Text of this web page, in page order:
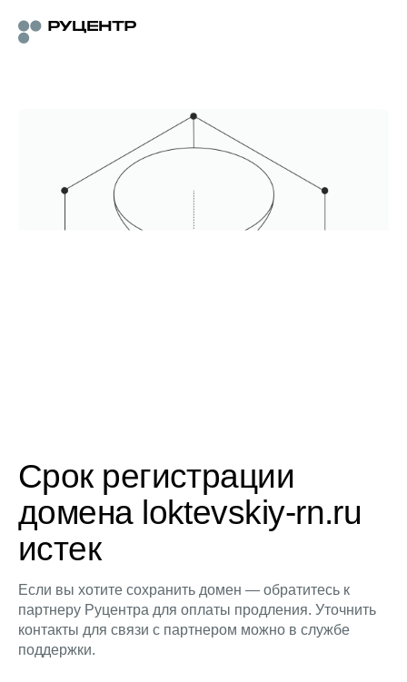
Срок регистрации
домена loktevskiy-rn.ru
истек
Если вы хотите сохранить домен — обратитесь к
партнеру Руцентра для оплаты продления. Уточнить
контакты для связи с партнером можно в службе
поддержки.